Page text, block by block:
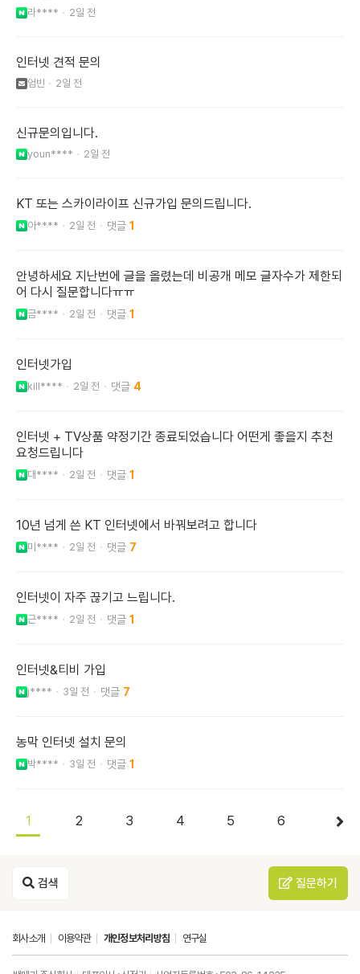
라**** 2일 전
인터넷 견적 문의
엄빈 2일 전
신규문의입니다.
youn**** 2일 전
KT 또는 스카이라이프 신규가입 문의드립니다.
아**** 2일 전 1
안녕하세요 지난번에 글을 올렸는데 비공개 메모 글자수가 제한되
어 다시 질문합니다ㅠㅠ
금**** 2일 전 1
인터넷가입
kill**** 2일 전 4
인터넷 + TV상품 약정기간 종료되었습니다 어떤게 좋을지 추천
요청드립니다
대**** 2일 전 1
10년 넘게 쓴 KT 인터넷에서 바꿔보려고 합니다
미**** 2일 전 7
인터넷이 자주 끊기고 느립니다.
근**** 2일 전 1
인터넷&티비 가입
j**** 3일 전 7
농막 인터넷 설치 문의
박**** 3일 전 1
1 2 3 4 5 6
검색 질문하기
회사소개 이용약관 개인정보처리방침 연구실